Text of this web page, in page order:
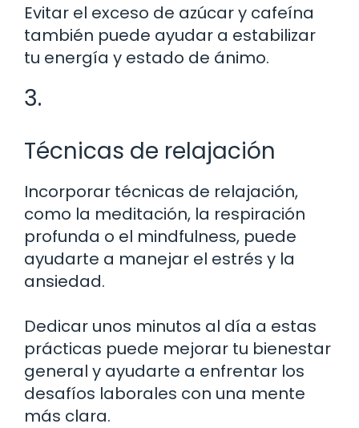
Evitar el exceso de azúcar y cafeína
también puede ayudar a estabilizar
tu energía y estado de ánimo.
3.
Técnicas de relajación
Incorporar técnicas de relajación,
como la meditación, la respiración
profunda o el mindfulness, puede
ayudarte a manejar el estrés y la
ansiedad.
Dedicar unos minutos al día a estas
prácticas puede mejorar tu bienestar
general y ayudarte a enfrentar los
desafíos laborales con una mente
más clara.